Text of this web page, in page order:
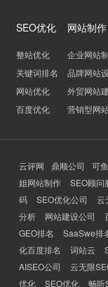
SEO优化
整站优化
关键词排名
网站优化
百度优化
网站制作
企业网站
品牌网站
外贸网站
营销型网
云评网 鼎顺公司 可
姐网站制作
SEO顾问
码
SEO优化公司 云
分析
网站建设公司
GEO排名
SaaSwe排
化百度排名
词站云
AISEO公司
云无限
优化
SEO优化 畅听